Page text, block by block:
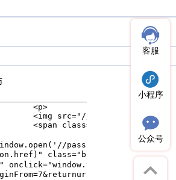
客服
小程序
公众号